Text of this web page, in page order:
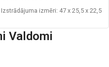
Izstrādājuma izmēri: 47 x 25,5 x 22,5
Svars: 1,095 kg
Valdomi